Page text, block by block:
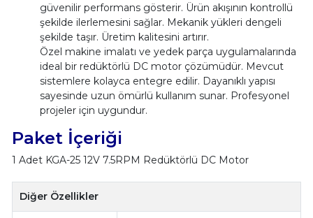
güvenilir performans gösterir. Ürün akışının kontrollü
şekilde ilerlemesini sağlar. Mekanik yükleri dengeli
şekilde taşır. Üretim kalitesini artırır.
Özel makine imalatı ve yedek parça uygulamalarında
ideal bir redüktörlü DC motor çözümüdür. Mevcut
sistemlere kolayca entegre edilir. Dayanıklı yapısı
sayesinde uzun ömürlü kullanım sunar. Profesyonel
projeler için uygundur.
Paket İçeriği
1 Adet KGA-25 12V 7.5RPM Redüktörlü DC Motor
Diğer Özellikler